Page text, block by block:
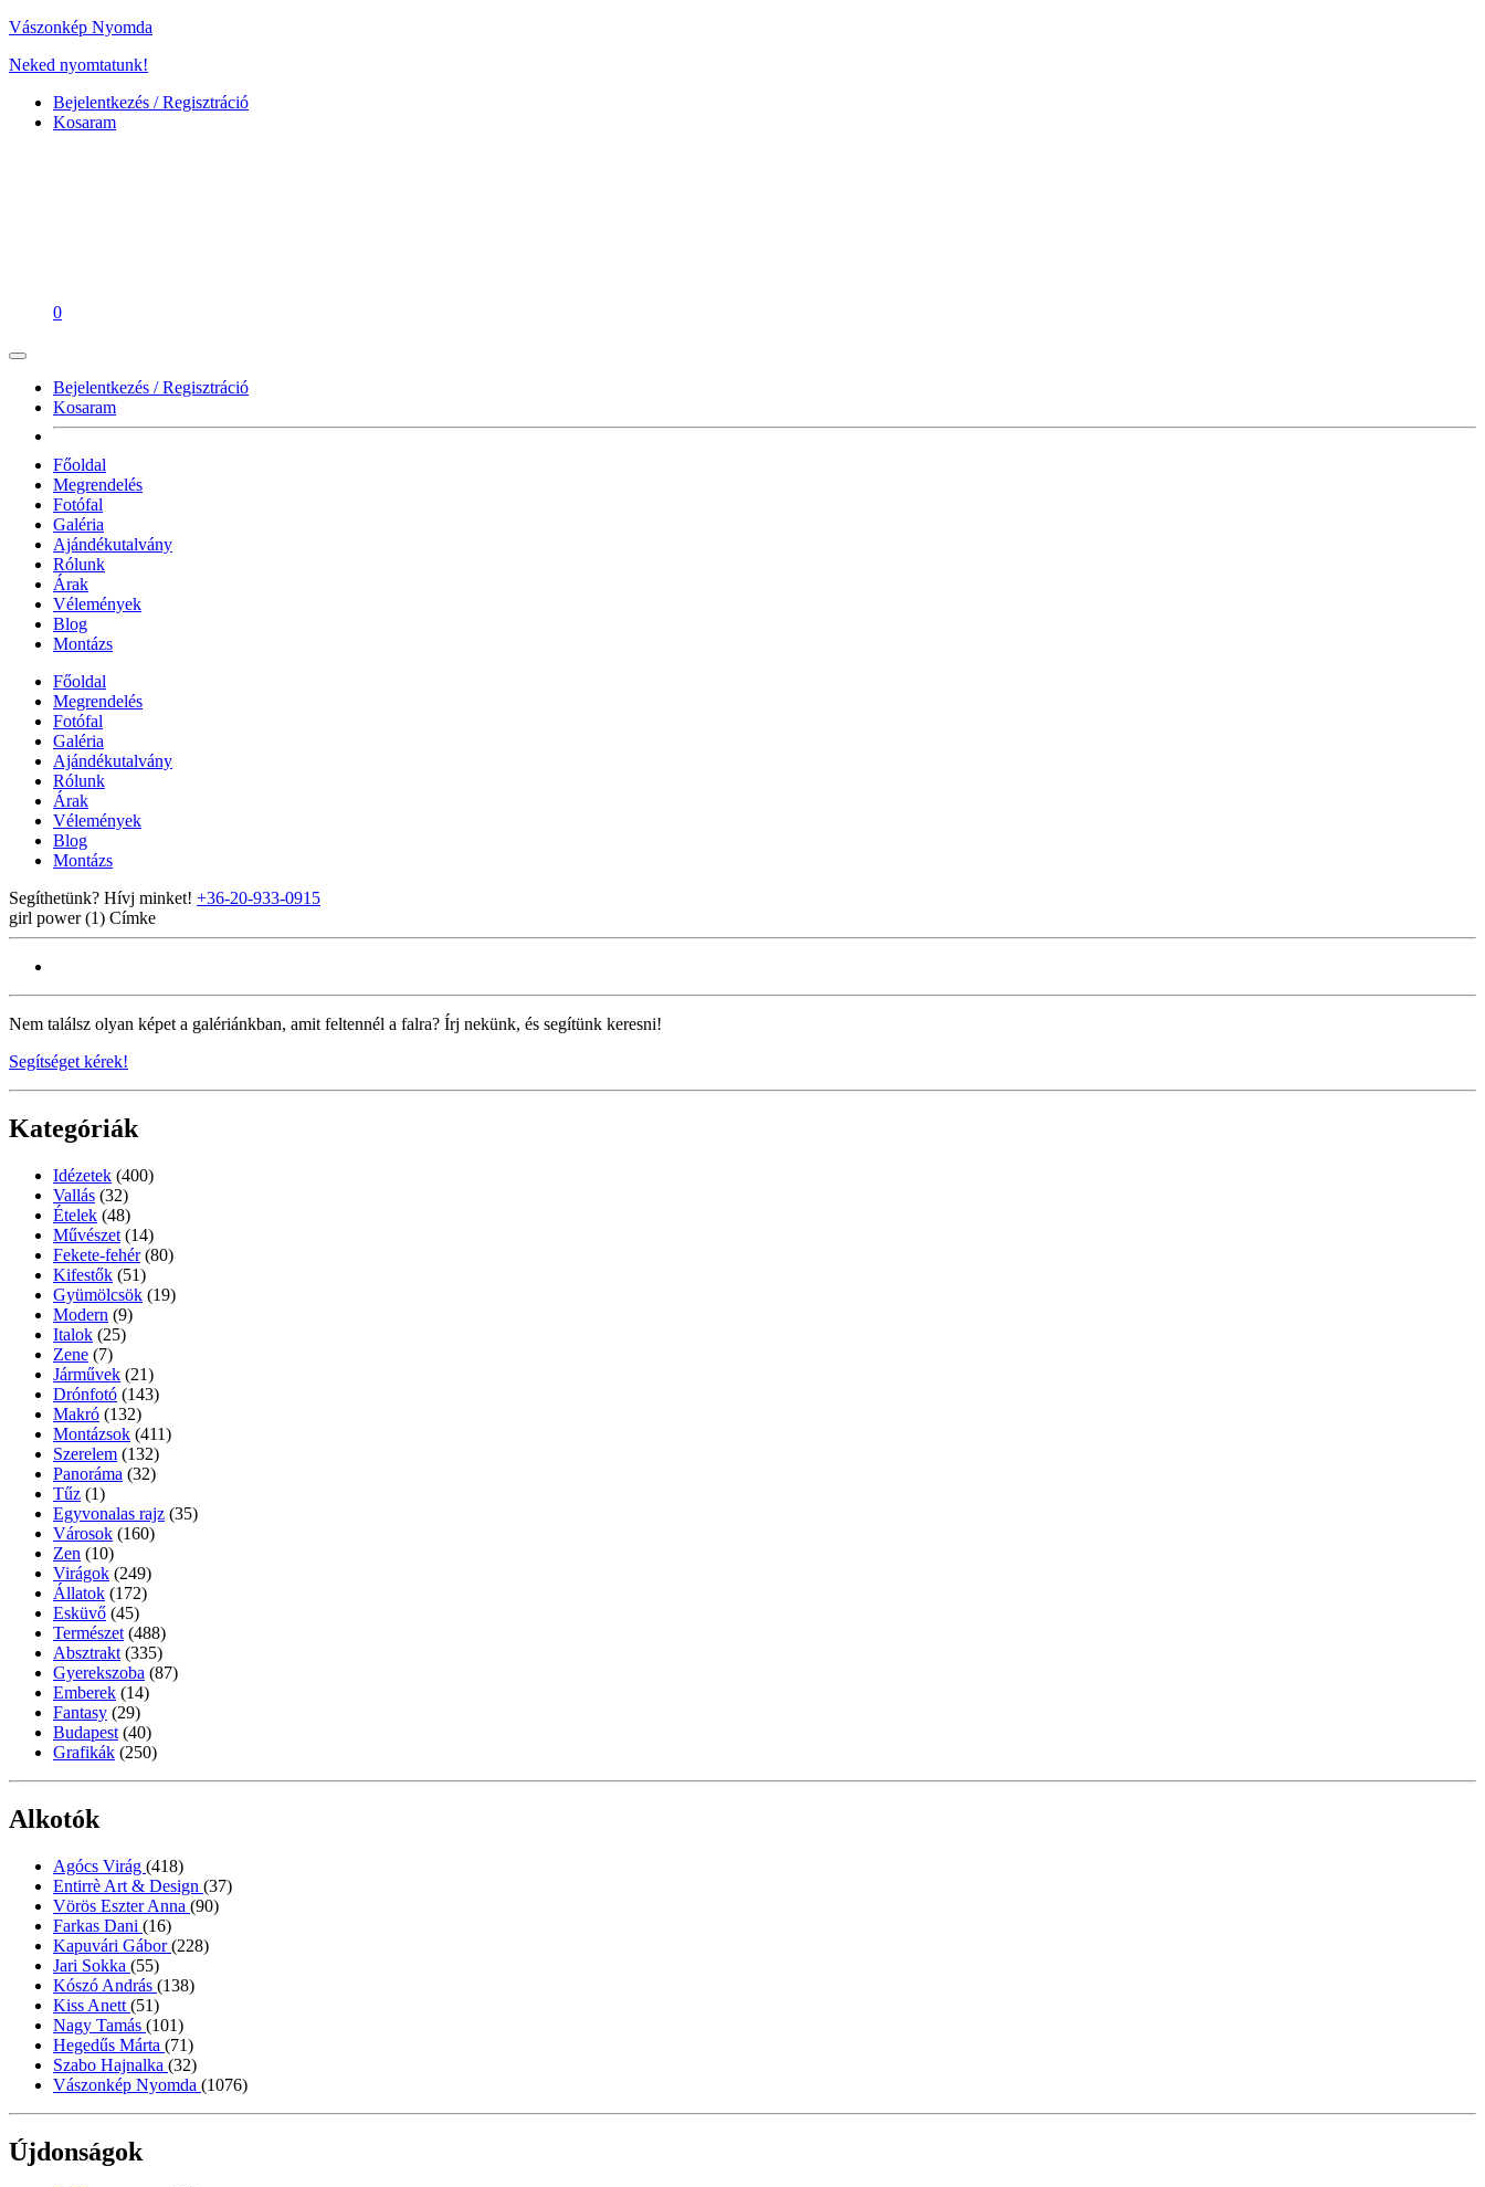
Vászonkép Nyomda
Neked nyomtatunk!
Bejelentkezés / Regisztráció
Kosaram
0
Bejelentkezés / Regisztráció
Kosaram
Főoldal
Megrendelés
Fotófal
Galéria
Ajándékutalvány
Rólunk
Árak
Vélemények
Blog
Montázs
Főoldal
Megrendelés
Fotófal
Galéria
Ajándékutalvány
Rólunk
Árak
Vélemények
Blog
Montázs
Segíthetünk? Hívj minket! +36-20-933-0915
girl power (1) Címke
Nem találsz olyan képet a galériánkban, amit feltennél a falra? Írj nekünk, és segítünk keresni!
Segítséget kérek!
Kategóriák
Idézetek (400)
Vallás (32)
Ételek (48)
Művészet (14)
Fekete-fehér (80)
Kifestők (51)
Gyümölcsök (19)
Modern (9)
Italok (25)
Zene (7)
Járművek (21)
Drónfotó (143)
Makró (132)
Montázsok (411)
Szerelem (132)
Panoráma (32)
Tűz (1)
Egyvonalas rajz (35)
Városok (160)
Zen (10)
Virágok (249)
Állatok (172)
Esküvő (45)
Természet (488)
Absztrakt (335)
Gyerekszoba (87)
Emberek (14)
Fantasy (29)
Budapest (40)
Grafikák (250)
Alkotók
Agócs Virág (418)
Entirrè Art & Design (37)
Vörös Eszter Anna (90)
Farkas Dani (16)
Kapuvári Gábor(228)
Jari Sokka (55)
Kószó András (138)
Kiss Anett (51)
Nagy Tamás (101)
Hegedűs Márta (71)
Szabo Hajnalka (32)
Vászonkép Nyomda (1076)
Újdonságok